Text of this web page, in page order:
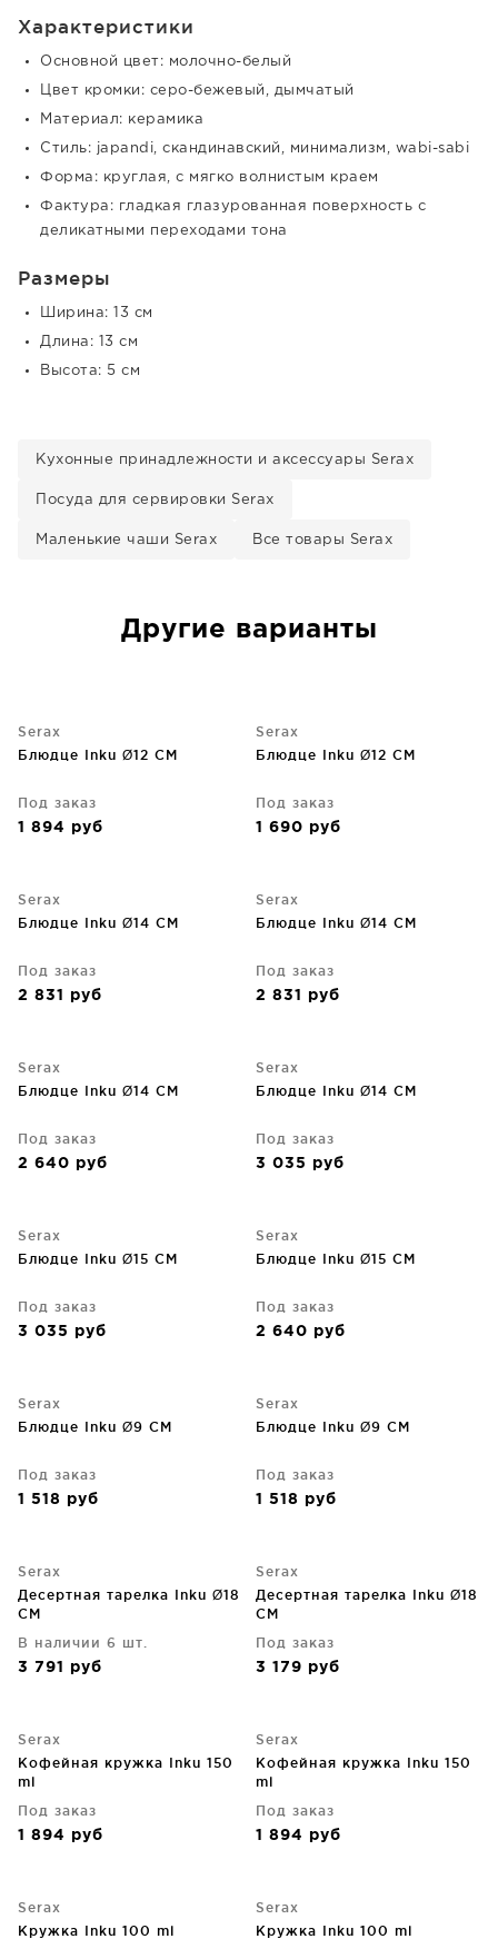
Характеристики
Основной цвет: молочно-белый
Цвет кромки: серо-бежевый, дымчатый
Материал: керамика
Стиль: japandi, скандинавский, минимализм, wabi-sabi
Форма: круглая, с мягко волнистым краем
Фактура: гладкая глазурованная поверхность с
деликатными переходами тона
Размеры
Ширина: 13 см
Длина: 13 см
Высота: 5 см
Кухонные принадлежности и аксессуары Serax
Посуда для сервировки Serax
Маленькие чаши Serax Все товары Serax
Другие варианты
Serax
Блюдце Inku Ø12 CM
Под заказ
1 894 руб
Serax
Блюдце Inku Ø12 CM
Под заказ
1 690 руб
Serax
Блюдце Inku Ø14 CM
Под заказ
2 831 руб
Serax
Блюдце Inku Ø14 CM
Под заказ
2 831 руб
Serax
Блюдце Inku Ø14 CM
Под заказ
2 640 руб
Serax
Блюдце Inku Ø14 CM
Под заказ
3 035 руб
Serax
Блюдце Inku Ø15 CM
Под заказ
3 035 руб
Serax
Блюдце Inku Ø15 CM
Под заказ
2 640 руб
Serax
Блюдце Inku Ø9 CM
Под заказ
1 518 руб
Serax
Блюдце Inku Ø9 CM
Под заказ
1 518 руб
Serax
Десертная тарелка Inku Ø18
CM
В наличии 6 шт.
3 791 руб
Serax
Десертная тарелка Inku Ø18
CM
Под заказ
3 179 руб
Serax
Кофейная кружка Inku 150
ml
Под заказ
1 894 руб
Serax
Кофейная кружка Inku 150
ml
Под заказ
1 894 руб
Serax
Кружка Inku 100 ml
Serax
Кружка Inku 100 ml